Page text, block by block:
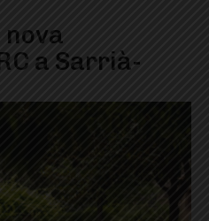
a Sarrià-